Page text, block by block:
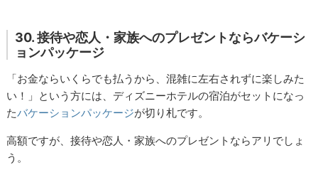
30. 接待や恋人・家族へのプレゼントならバケーシ
ョンパッケージ
「お金ならいくらでも払うから、混雑に左右されずに楽しみた
い！」という方には、ディズニーホテルの宿泊がセットになっ
たバケーションパッケージが切り札です。
高額ですが、接待や恋人・家族へのプレゼントならアリでしょ
う。